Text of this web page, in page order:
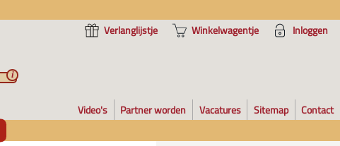
Verlanglijstje
Winkelwagentje Inloggen
i
Video's Partner worden Vacatures Sitemap Contact